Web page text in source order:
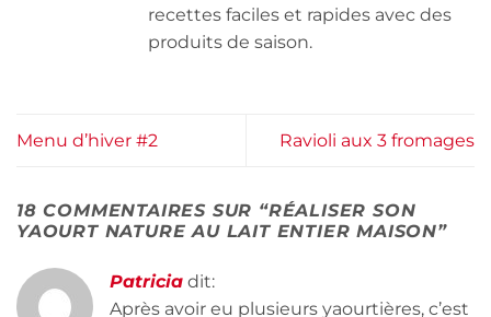
recettes faciles et rapides avec des
produits de saison.
Menu d’hiver #2 Ravioli aux 3 fromages
18 COMMENTAIRES SUR “RÉALISER SON
YAOURT NATURE AU LAIT ENTIER MAISON”
Patricia dit:
Après avoir eu plusieurs yaourtières, c’est